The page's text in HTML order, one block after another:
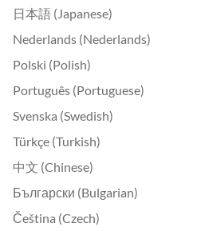
日本語 (Japanese)
Nederlands (Nederlands)
Polski (Polish)
Português (Portuguese)
Svenska (Swedish)
Türkçe (Turkish)
中文 (Chinese)
Български (Bulgarian)
Čeština (Czech)